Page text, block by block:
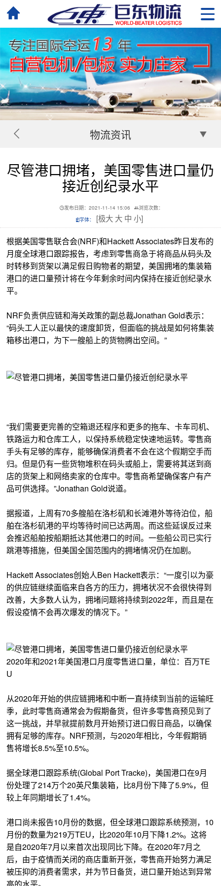
物流资讯
尽管港口拥堵，美国零售进口量仍
接近创纪录水平
发布日期：2021-11-14 15:06
浏览次数：
字体：
[极大 大 中 小]
根据美国零售联合会(NRF)和Hackett Associates昨日发布的
月度全球港口跟踪报告，考虑到零售商急于将商品从码头及
时转移到货架以满足假日购物者的期望，美国拥堵的集装箱
港口的进口量预计将在今年剩余时间内保持在接近创纪录水
平。
NRF负责供应链和海关政策的副总裁Jonathan Gold表示：
“码头工人正以最快的速度卸货，但面临的挑战是如何将集装
箱移出港口，为下一艘船上的货物腾出空间。”
“我们需要更完善的空箱退还程序和更多的拖车、卡车司机、
铁路运力和仓库工人，以保持系统稳定快速地运转。零售商
手头有足够的库存，能够确保消费者不会在这个假期空手而
归。但是仍有一些货物堆积在码头或船上，需要将其送到商
店的货架上和网络卖家的仓库中。零售商希望确保客户有产
品可供选择。”Jonathan Gold说道。
据报道，上周有70多艘船在洛杉矶和长滩港外等待泊位，船
舶在洛杉矶港的平均等待时间已达两周。而这些延误反过来
会推迟船舶按船期抵达其他港口的时间。一些船公司已实行
跳港等措施，但美国全国范围内的拥堵情况仍在加剧。
Hackett Associates创始人Ben Hackett表示：“一度引以为豪
的供应链继续面临来自各方的压力，拥堵状况不会很快得到
改善，大多数人认为，拥堵问题将持续到2022年，而且是在
假设疫情不会再次爆发的情况下。”
2020年和2021年美国港口月度零售进口量，单位：百万TE
U
从2020年开始的供应链拥堵和中断一直持续到当前的运输旺
季，此时零售商通常会为假期备货，但许多零售商预见到了
这一挑战，并早就提前数月开始预订进口假日商品，以确保
拥有足够的库存。NRF预测，与2020年相比，今年假期销
售将增长8.5%至10.5%。
据全球港口跟踪系统(Global Port Tracke)，美国港口在9月
份处理了214万个20英尺集装箱，比8月份下降了5.9%，但
较上年同期增长了1.4%。
港口尚未报告10月份的数据，但全球港口跟踪系统预测，10
月份的数量为219万TEU，比2020年10月下降1.2%。这将
是自2020年7月以来首次出现同比下降。在2020年7月之
后，由于疫情而关闭的商店重新开张，零售商开始努力满足
被压抑的消费者需求，并为节日备货，进口量开始达到异常
高的水平。